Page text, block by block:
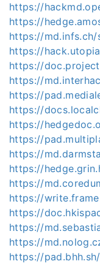
https://
https://
https://md.infs.ch/
https://
https://
https://
https://
https://
https://
https://
https://
https://
https://
https://
https://
https://
https://
https://